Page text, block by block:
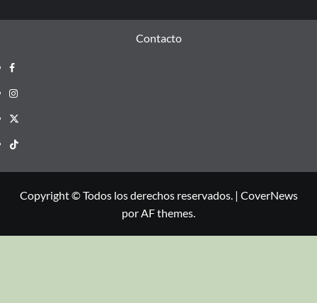
Contacto
Copyright © Todos los derechos reservados. | CoverNews
por AF themes.